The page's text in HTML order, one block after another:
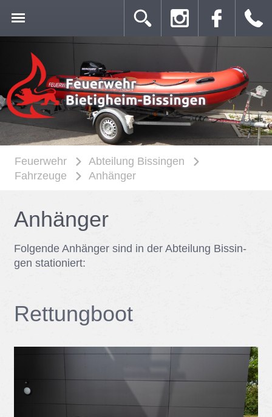
Feuerwehr
Abteilung Bissingen
Fahrzeuge
Anhänger
An­hän­ger
Fol­gen­de An­hän­ger sind in der Ab­tei­lung Bis­sin­
gen sta­tio­niert:
Ret­tung­boot